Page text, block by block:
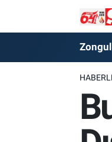
Zonguldak
Kdz. Ereğli
Zonguldak
Zonguldak Hava
Zonguldak
Zonguldak